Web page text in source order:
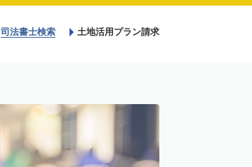
司法書士検索 土地活用プラン請求